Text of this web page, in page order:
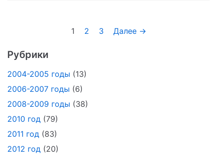
1 2 3 Далее →
Рубрики
2004-2005 годы (13)
2006-2007 годы (6)
2008-2009 годы (38)
2010 год (79)
2011 год (83)
2012 год (20)